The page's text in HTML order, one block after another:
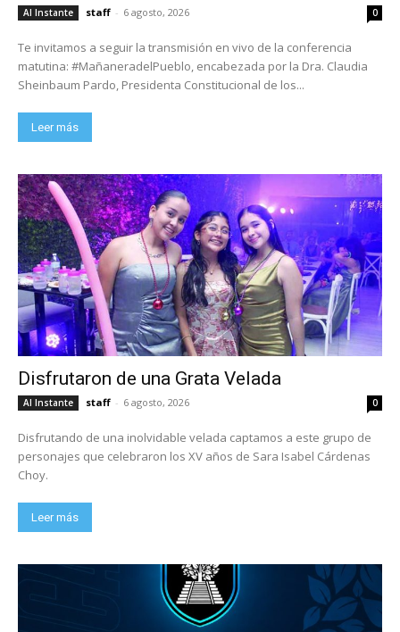
Al Instante staff - 6 agosto, 2026 0
Te invitamos a seguir la transmisión en vivo de la conferencia
matutina: #MañaneradelPueblo, encabezada por la Dra. Claudia
Sheinbaum Pardo, Presidenta Constitucional de los...
Leer más
Disfrutaron de una Grata Velada
Al Instante staff - 6 agosto, 2026 0
Disfrutando de una inolvidable velada captamos a este grupo de
personajes que celebraron los XV años de Sara Isabel Cárdenas
Choy.
Leer más